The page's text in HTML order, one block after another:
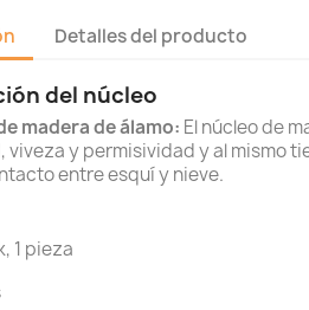
Detalles del producto
del núcleo
madera de álamo: El núcleo de
viveza y permisividad y al mismo
entre esquí y nieve.
1 pieza